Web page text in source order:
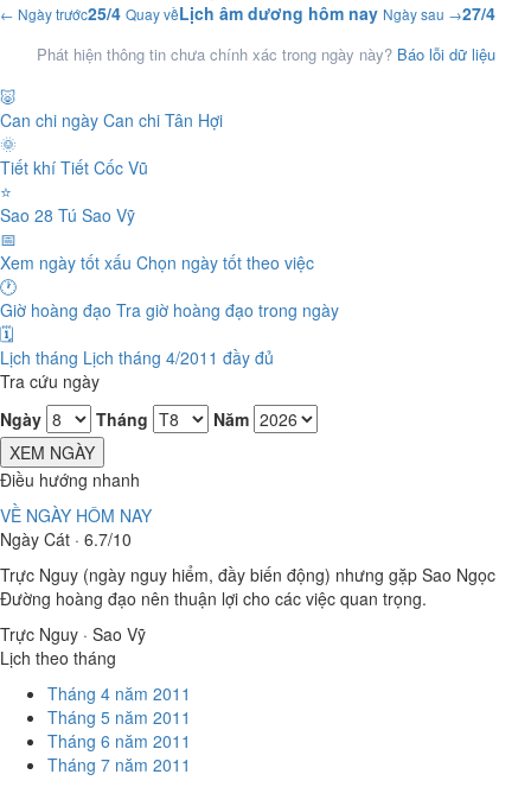
← Ngày trước25/4 Quay vềLịch âm dương hôm nay Ngày sau →27/4
Phát hiện thông tin chưa chính xác trong ngày này? Báo lỗi dữ liệu
🐷
Can chi ngày Can chi Tân Hợi
🌞
Tiết khí Tiết Cốc Vũ
⭐
Sao 28 Tú Sao Vỹ
📅
Xem ngày tốt xấu Chọn ngày tốt theo việc
🕐
Giờ hoàng đạo Tra giờ hoàng đạo trong ngày
🗓️
Lịch tháng Lịch tháng 4/2011 đầy đủ
Tra cứu ngày
Ngày
Tháng
Năm
XEM NGÀY
Điều hướng nhanh
VỀ NGÀY HÔM NAY
Ngày Cát · 6.7/10
Trực Nguy (ngày nguy hiểm, đầy biến động) nhưng gặp Sao Ngọc
Đường hoàng đạo nên thuận lợi cho các việc quan trọng.
Trực Nguy · Sao Vỹ
Lịch theo tháng
Tháng 4 năm 2011
Tháng 5 năm 2011
Tháng 6 năm 2011
Tháng 7 năm 2011